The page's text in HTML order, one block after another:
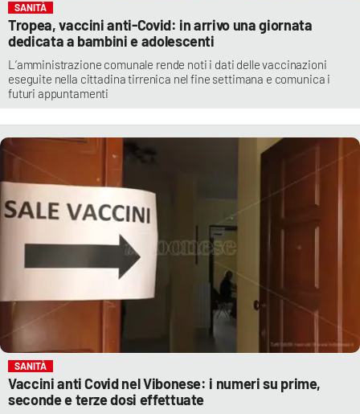
SANITÀ
Tropea, vaccini anti-Covid: in arrivo una giornata
dedicata a bambini e adolescenti
L’amministrazione comunale rende noti i dati delle vaccinazioni
eseguite nella cittadina tirrenica nel fine settimana e comunica i
futuri appuntamenti
SANITÀ
Vaccini anti Covid nel Vibonese: i numeri su prime,
seconde e terze dosi effettuate